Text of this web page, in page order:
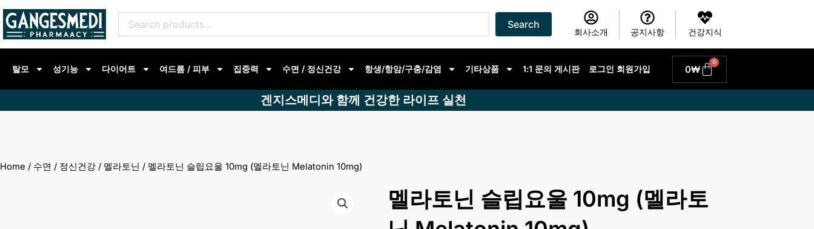
콘
텐
츠
for:
Search
회사소개 공지사항 건강지식
탈모 성기능 다이어트 여드름 / 피부 집중력 수면 / 정신건강 항생/항암/구충/감염 기타상품 1:1 문의 게시판 로그인 회원가입 0₩
0
Cart
겐지스메디와 함께 건강한 라이프 실천
Home / 수면 / 정신건강 / 멜라토닌 / 멜라토닌 슬립요울 10mg (멜라토닌 Melatonin 10mg)
멜라토닌 슬립요울 10mg (멜라토